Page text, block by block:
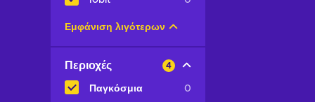
Εμφάνιση λιγότερων
Περιοχές 4
Παγκόσμια 0